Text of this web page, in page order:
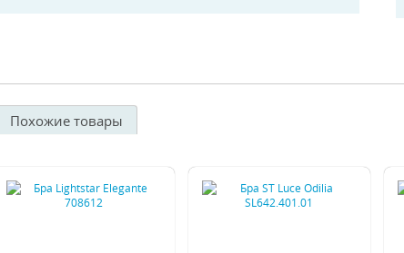
Похожие товары